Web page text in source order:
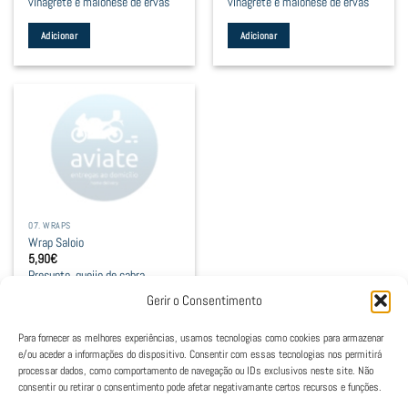
Gerir o Consentimento
Para fornecer as melhores experiências, usamos tecnologias como cookies para armazenar
e/ou aceder a informações do dispositivo. Consentir com essas tecnologias nos permitirá
processar dados, como comportamento de navegação ou IDs exclusivos neste site. Não
consentir ou retirar o consentimento pode afetar negativamante certos recursos e funções.
Adicionar Adicionar
07. WRAPS
Wrap Saloio
5,90€
Presunto, queijo de cabra,
salada, vinagrete e maionese de
Adicionar